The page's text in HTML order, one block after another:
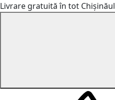
Livrare gratuită în tot